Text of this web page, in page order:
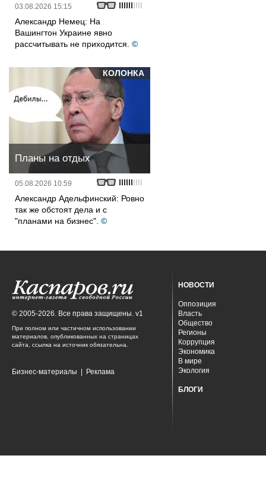
03.08.2026 15:15
Александр Немец: На
Вашингтон Украине явно
рассчитывать не приходится. ©
КОЛОНКА
Планы на отдых
05.08.2026 10:59
Александр Адельфинский: Ровно
так же обстоят дела и с
"планами на бизнес". ©
© 2005-2026. Все права защищены. v1
При полном или частичном использовании
материалов, опубликованных на страницах
сайта, ссылка на источник обязательна.
Бизнес-материалы Реклама
НОВОСТИ
Оппозиция
Власть
Общество
Регионы
Коррупция
Экономика
В мире
Экология
БЛОГИ